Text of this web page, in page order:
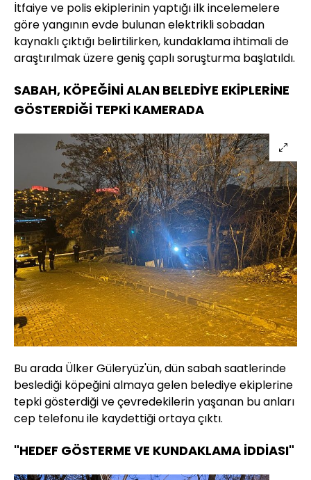
İtfaiye ve polis ekiplerinin yaptığı ilk incelemelere
göre yangının evde bulunan elektrikli sobadan
kaynaklı çıktığı belirtilirken, kundaklama ihtimali de
araştırılmak üzere geniş çaplı soruşturma başlatıldı.
SABAH, KÖPEĞİNİ ALAN BELEDİYE EKİPLERİNE
GÖSTERDİĞİ TEPKİ KAMERADA
Bu arada Ülker Güleryüz'ün, dün sabah saatlerinde
beslediği köpeğini almaya gelen belediye ekiplerine
tepki gösterdiği ve çevredekilerin yaşanan bu anları
cep telefonu ile kaydettiği ortaya çıktı.
"HEDEF GÖSTERME VE KUNDAKLAMA İDDİASI"